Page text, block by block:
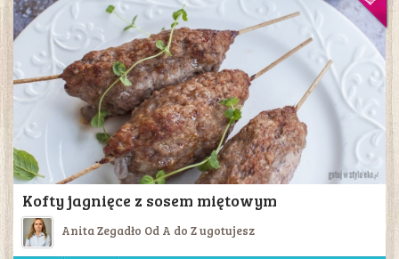
Kofty jagnięce z sosem miętowym
Anita Zegadło Od A do Z ugotujesz